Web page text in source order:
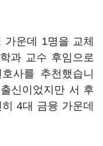
운데 1명을 교체
과 교수 후임으로
사를 추천했습니
신이었지만 서 후
4대 금융 가운데